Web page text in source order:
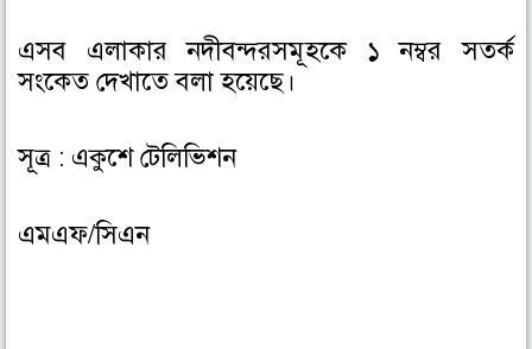
এসব এলাকার নদীবন্দরসমূহকে ১ নম্বর সতর্ক
সংকেত দেখাতে বলা হয়েছে।
সূত্র : একুশে টেলিভিশন
এমএফ/সিএন